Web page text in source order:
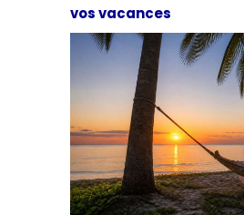
vos vacances